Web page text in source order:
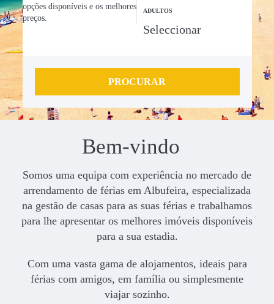
opções disponíveis e os melhores
preços.
ADULTOS
PROCURAR
Bem-vindo
Somos uma equipa com experiência no mercado de
arrendamento de férias em Albufeira, especializada
na gestão de casas para as suas férias e trabalhamos
para lhe apresentar os melhores imóveis disponíveis
para a sua estadia.
Com uma vasta gama de alojamentos, ideais para
férias com amigos, em família ou simplesmente
viajar sozinho.